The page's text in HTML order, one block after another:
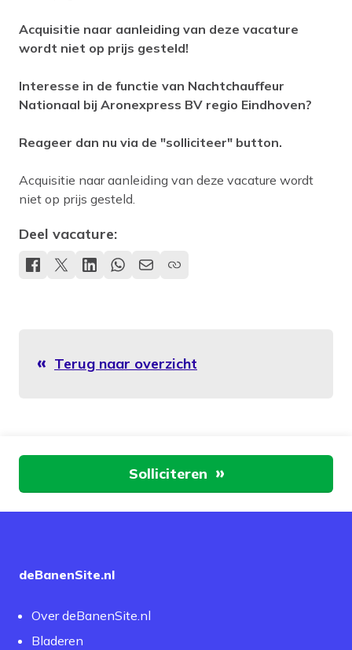
Acquisitie naar aanleiding van deze vacature
wordt niet op prijs gesteld!
Interesse in de functie van Nachtchauffeur
Nationaal bij Aronexpress BV regio Eindhoven?
Reageer dan nu via de "solliciteer" button.
Acquisitie naar aanleiding van deze vacature wordt
niet op prijs gesteld.
Deel vacature:
Terug naar overzicht
Aan de slagSolliciteren
deBanenSite.nl
Over deBanenSite.nl
Bladeren